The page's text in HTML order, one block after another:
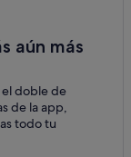
aún más
el doble de
de la app,
todo tu